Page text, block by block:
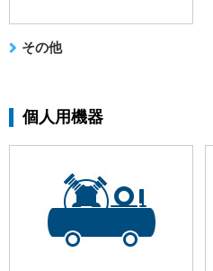
その他
個人用機器